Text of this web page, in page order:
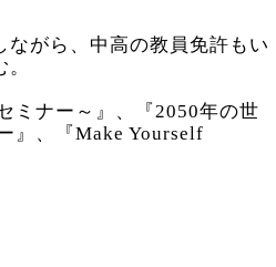
がら、中高の教員免許もい
ミナー～』、『2050年の世
』、『Make Yourself